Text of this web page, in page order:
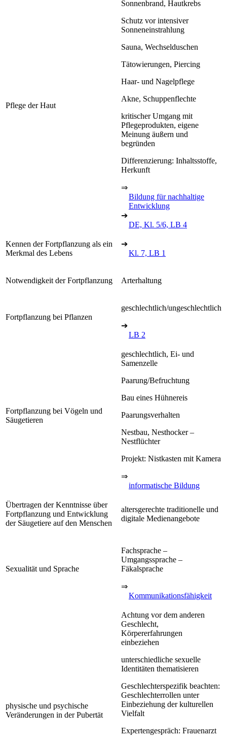
Pflege der Haut
Sonnenbrand, Hautkrebs
Schutz vor intensiver
Sonneneinstrahlung
Sauna, Wechselduschen
Tätowierungen, Piercing
Haar- und Nagelpflege
Akne, Schuppenflechte
kritischer Umgang mit
Pflegeprodukten, eigene
Meinung äußern und
begründen
Differenzierung: Inhaltsstoffe,
Herkunft
⇒
Bildung für nachhaltige
Entwicklung
➔
DE, Kl. 5/6, LB 4
Kennen der Fortpflanzung als ein
Merkmal des Lebens
➔
Kl. 7, LB 1
Notwendigkeit der Fortpflanzung Arterhaltung
Fortpflanzung bei Pflanzen
geschlechtlich/ungeschlechtlich
➔
LB 2
Fortpflanzung bei Vögeln und
Säugetieren
geschlechtlich, Ei- und
Samenzelle
Paarung/Befruchtung
Bau eines Hühnereis
Paarungsverhalten
Nestbau, Nesthocker –
Nestflüchter
Projekt: Nistkasten mit Kamera
⇒
informatische Bildung
Übertragen der Kenntnisse über
Fortpflanzung und Entwicklung
der Säugetiere auf den Menschen
altersgerechte traditionelle und
digitale Medienangebote
Sexualität und Sprache
Fachsprache –
Umgangssprache –
Fäkalsprache
⇒
Kommunikationsfähigkeit
physische und psychische
Veränderungen in der Pubertät
Achtung vor dem anderen
Geschlecht,
Körpererfahrungen
einbeziehen
unterschiedliche sexuelle
Identitäten thematisieren
Geschlechterspezifik beachten:
Geschlechterrollen unter
Einbeziehung der kulturellen
Vielfalt
Expertengespräch: Frauenarzt